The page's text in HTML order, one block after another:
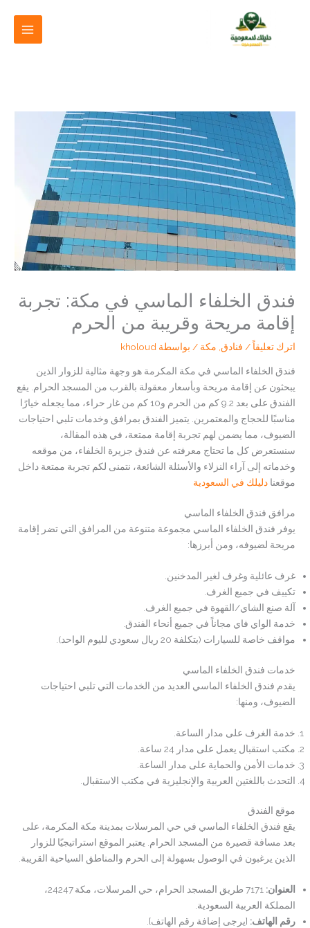
فندق الخلفاء الماسي في مكة: تجربة
إقامة مريحة وقريبة من الحرم
اترك تعليقاً / فنادق مكة / بواسطة kholoud
فندق الخلفاء الماسي في مكة المكرمة هو وجهة مثالية للزوار الذين
يبحثون عن إقامة مريحة وبأسعار معقولة بالقرب من المسجد الحرام. يقع
الفندق على بعد 9.2 كم من الحرم و10 كم من غار حراء، مما يجعله خيارًا
مناسبًا للحجاج والمعتمرين. يتميز الفندق بمرافق وخدمات تلبي احتياجات
الضيوف، مما يضمن لهم تجربة إقامة ممتعة، في هذه المقالة،
سنستعرض كل ما تحتاج معرفته عن فندق جزيرة الخلفاء، من موقعه
وخدماته إلى آراء النزلاء والأسئلة الشائعة، نتمنى لكم تجربة ممتعة داخل
موقعنا دليلك في السعودية
مرافق فندق الخلفاء الماسي
يوفر فندق الخلفاء الماسي مجموعة متنوعة من المرافق التي تضر إقامة
مريحة لضيوفه، ومن أبرزها:
غرف عائلية وغرف لغير المدخنين.
تكييف في جميع الغرف.
آلة صنع الشاي/القهوة في جميع الغرف.
خدمة الواي فاي مجاناً في جميع أنحاء الفندق.
مواقف خاصة للسيارات (بتكلفة 20 ريال سعودي لليوم الواحد).
خدمات فندق الخلفاء الماسي
يقدم فندق الخلفاء الماسي العديد من الخدمات التي تلبي احتياجات
الضيوف، ومنها:
خدمة الغرف على مدار الساعة.
مكتب استقبال يعمل على مدار 24 ساعة.
خدمات الأمن والحماية على مدار الساعة.
التحدث باللغتين العربية والإنجليزية في مكتب الاستقبال.
موقع الفندق
يقع فندق الخلفاء الماسي في حي المرسلات بمدينة مكة المكرمة، على
بعد مسافة قصيرة من المسجد الحرام. يعتبر الموقع استراتيجيًا للزوار
الذين يرغبون في الوصول بسهولة إلى الحرم والمناطق السياحية القريبة.
العنوان:
7171 طريق المسجد الحرام، حي المرسلات، مكة 24247،
المملكة العربية السعودية.
رقم الهاتف: [يرجى إضافة رقم الهاتف].